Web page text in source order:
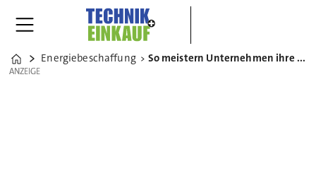
Home
Energiebeschaffung So meistern Unternehmen ihre Eigenstromversorgung
ANZEIGE
ANZEIGE